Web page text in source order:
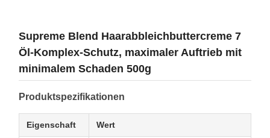
Supreme Blend Haarabbleichbuttercreme 7
Öl-Komplex-Schutz, maximaler Auftrieb mit
minimalem Schaden 500g
Produktspezifikationen
Eigenschaft Wert